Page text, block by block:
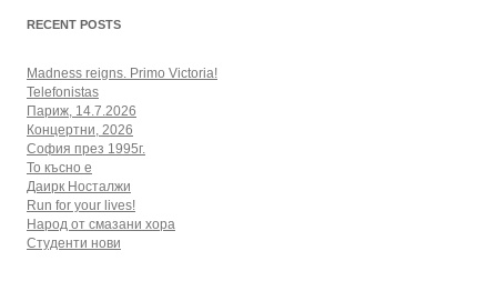
RECENT POSTS
Madness reigns. Primo Victoria!
Telefonistas
Париж, 14.7.2026
Концертни, 2026
София през 1995г.
То късно е
Даирк Носталжи
Run for your lives!
Народ от смазани хора
Студенти нови